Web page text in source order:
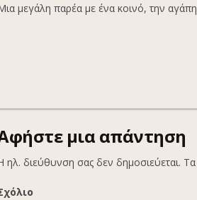
μεγάλη παρέα με ένα κοινό, την αγάπη
μια απάντηση
ηλ. διεύθυνση σας δεν δημοσιεύεται.